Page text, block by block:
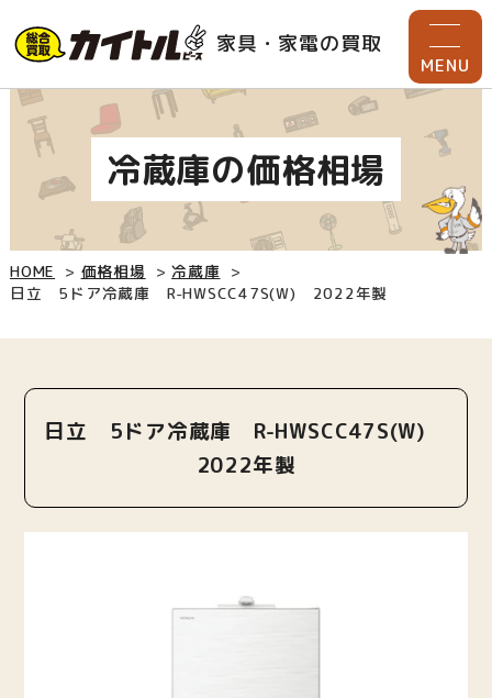
家具・家電の買取
MENU
冷蔵庫の価格相場
HOME 価格相場
冷蔵庫
日立 5ドア冷蔵庫 R-HWSCC47S(W) 2022年製
日立 5ドア冷蔵庫 R-HWSCC47S(W)
2022年製